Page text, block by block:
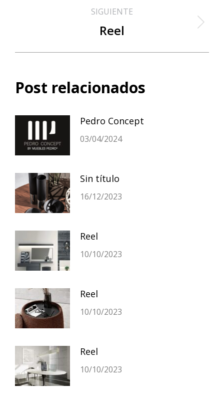
publicaciones
SIGUIENTE
Publicación
Reel
Post relacionados
Pedro Concept
03/04/2024
Sin título
16/12/2023
Reel
10/10/2023
Reel
10/10/2023
Reel
10/10/2023